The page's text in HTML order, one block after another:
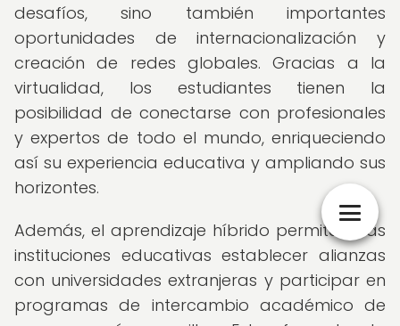
desafíos, sino también importantes
oportunidades de internacionalización y
creación de redes globales. Gracias a la
virtualidad, los estudiantes tienen la
posibilidad de conectarse con profesionales
y expertos de todo el mundo, enriqueciendo
así su experiencia educativa y ampliando sus
horizontes.
Además, el aprendizaje híbrido permite a las
instituciones educativas establecer alianzas
con universidades extranjeras y participar en
programas de intercambio académico de